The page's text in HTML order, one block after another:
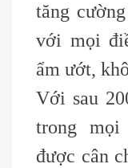
tăng
với mọi
ẩm ướt,
Với sau
trong
được cân